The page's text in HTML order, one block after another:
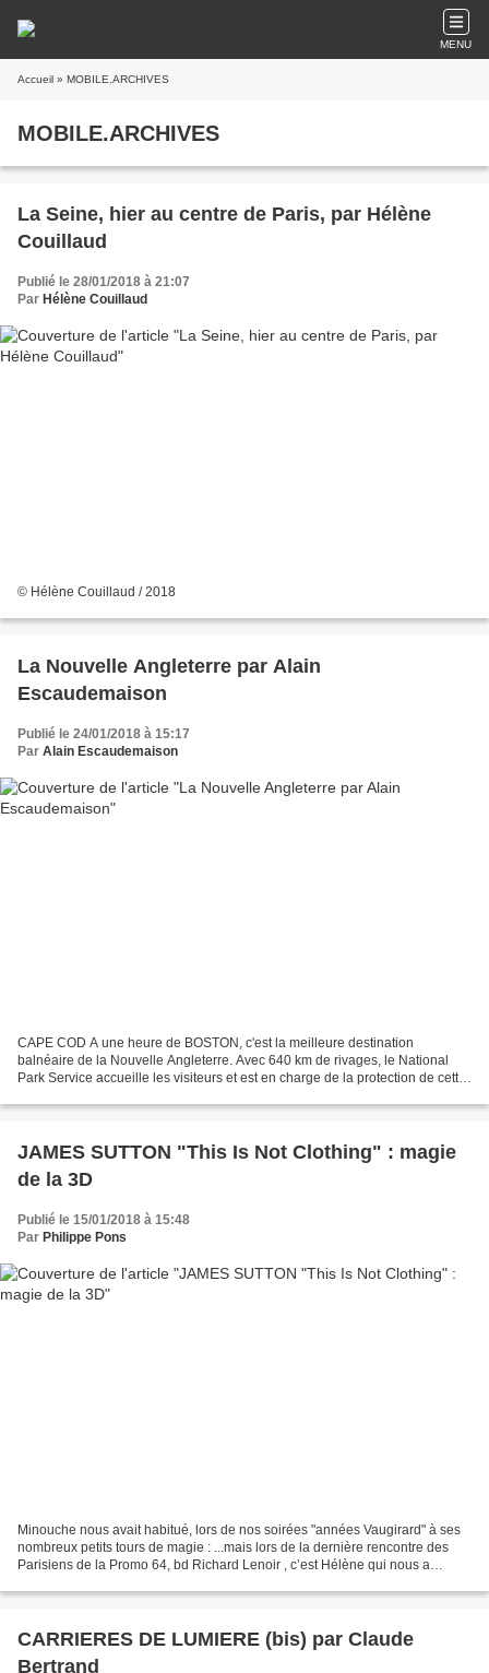
MENU
Accueil » MOBILE.ARCHIVES
MOBILE.ARCHIVES
La Seine, hier au centre de Paris, par Hélène
Couillaud
Publié le 28/01/2018 à 21:07
Par Hélène Couillaud
© Hélène Couillaud / 2018
La Nouvelle Angleterre par Alain
Escaudemaison
Publié le 24/01/2018 à 15:17
Par Alain Escaudemaison
CAPE COD A une heure de BOSTON, c'est la meilleure destination
balnéaire de la Nouvelle Angleterre. Avec 640 km de rivages, le National
Park Service accueille les visiteurs et est en charge de la protection de cette
JAMES SUTTON "This Is Not Clothing" : magie
de la 3D
Publié le 15/01/2018 à 15:48
Par Philippe Pons
Minouche nous avait habitué, lors de nos soirées "années Vaugirard" à ses
nombreux petits tours de magie : ...mais lors de la dernière rencontre des
Parisiens de la Promo 64, bd Richard Lenoir , c’est Hélène qui nous a
CARRIERES DE LUMIERE (bis) par Claude
Bertrand